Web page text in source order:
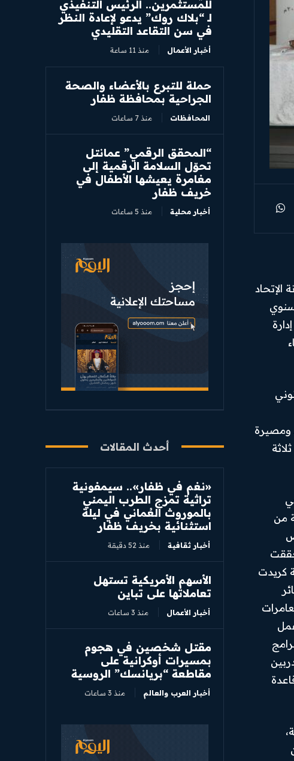
الإتحاد
ومصيرة
من
حققت
كريدت
للمستثمرين.. الرئيس التنفيذي
لـ “بلاك روك” يدعو لإعادة النظر
في سن التقاعد التقليدي
أخبار الأعمال منذ 11 ساعة
حملة للتبرع بالأعضاء والصحة
الجراحية بمحافظة ظفار
المحافظات منذ 7 ساعات
“المحقق الرقمي” عمانتل
تحوّل السلامة الرقمية إلى
مغامرة يعيشها الأطفال في
خريف ظفار
أخبار محلية منذ 5 ساعات
أحدث المقالات
«نغم في ظفار».. سيمفونية
تراثية تمزج الطرب اليمني
بالموروث العُماني في ليلة
استثنائية بخريف ظفار
أخبار ثقافية منذ 52 دقيقة
الأسهم الأمريكية تستهل
تعاملاتها على تباين
أخبار الأعمال منذ 3 ساعات
مقتل شخصين في هجوم
بمسيرات أوكرانية على
مقاطعة “بريانسك” الروسية
أخبار العرب والعالم منذ 3 ساعات